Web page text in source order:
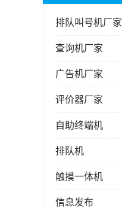
排队叫号机厂家
查询机厂家
广告机厂家
评价器厂家
自助终端机
排队机
触摸一体机
信息发布